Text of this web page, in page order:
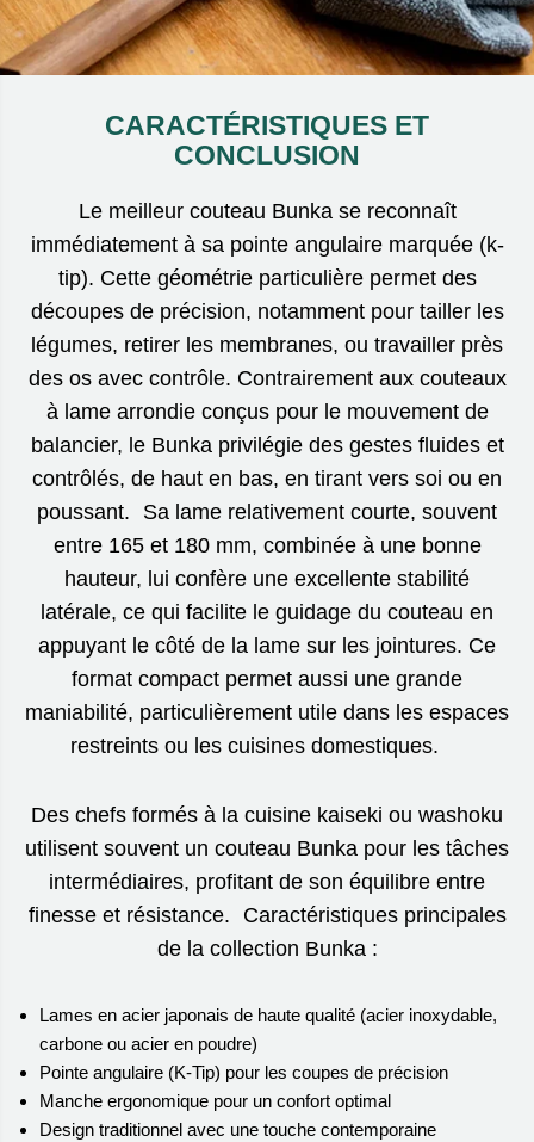
CARACTÉRISTIQUES ET
CONCLUSION
Le meilleur couteau Bunka se reconnaît
immédiatement à sa pointe angulaire marquée (k-
tip). Cette géométrie particulière permet des
découpes de précision, notamment pour tailler les
légumes, retirer les membranes, ou travailler près
des os avec contrôle. Contrairement aux couteaux
à lame arrondie conçus pour le mouvement de
balancier, le Bunka privilégie des gestes fluides et
contrôlés, de haut en bas, en tirant vers soi ou en
poussant. Sa lame relativement courte, souvent
entre 165 et 180 mm, combinée à une bonne
hauteur, lui confère une excellente stabilité
latérale, ce qui facilite le guidage du couteau en
appuyant le côté de la lame sur les jointures. Ce
format compact permet aussi une grande
maniabilité, particulièrement utile dans les espaces
restreints ou les cuisines domestiques.
Des chefs formés à la cuisine kaiseki ou washoku
utilisent souvent un couteau Bunka pour les tâches
intermédiaires, profitant de son équilibre entre
finesse et résistance. Caractéristiques principales
de la collection Bunka :
Lames en acier japonais de haute qualité (acier inoxydable,
carbone ou acier en poudre)
Pointe angulaire (K-Tip) pour les coupes de précision
Manche ergonomique pour un confort optimal
Design traditionnel avec une touche contemporaine